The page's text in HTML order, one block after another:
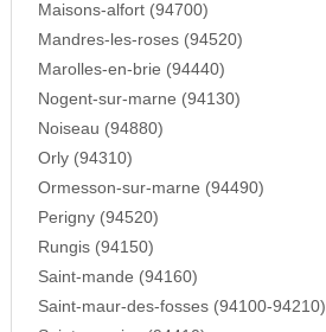
Maisons-alfort (94700)
Mandres-les-roses (94520)
Marolles-en-brie (94440)
Nogent-sur-marne (94130)
Noiseau (94880)
Orly (94310)
Ormesson-sur-marne (94490)
Perigny (94520)
Rungis (94150)
Saint-mande (94160)
Saint-maur-des-fosses (94100-94210)